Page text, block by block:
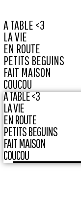
A TABLE <3
LA VIE
EN ROUTE
PETITS BEGUINS
FAIT MAISON
COUCOU
A TABLE <3
LA VIE
EN ROUTE
PETITS BEGUINS
FAIT MAISON
COUCOU